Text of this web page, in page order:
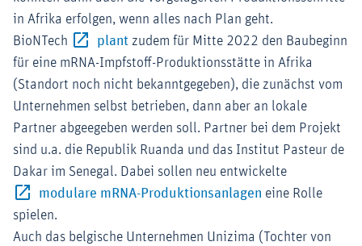
in Afrika erfolgen, wenn alles nach Plan geht.
BioNTech
plantExterner-Link (Öffnet im neuen Fenster)
zudem für Mitte 2022 den Baubeginn
für eine mRNA-Impfstoff-Produktionsstätte in Afrika
(Standort noch nicht bekanntgegeben), die zunächst vom
Unternehmen selbst betrieben, dann aber an lokale
Partner abgeegeben werden soll. Partner bei dem Projekt
sind u.a. die Republik Ruanda und das Institut Pasteur de
Dakar im Senegal. Dabei sollen neu entwickelte
modulare mRNA-Produktionsanlagen Externer-Link
eine Rolle
spielen.
Auch das belgische Unternehmen Unizima (Tochter von